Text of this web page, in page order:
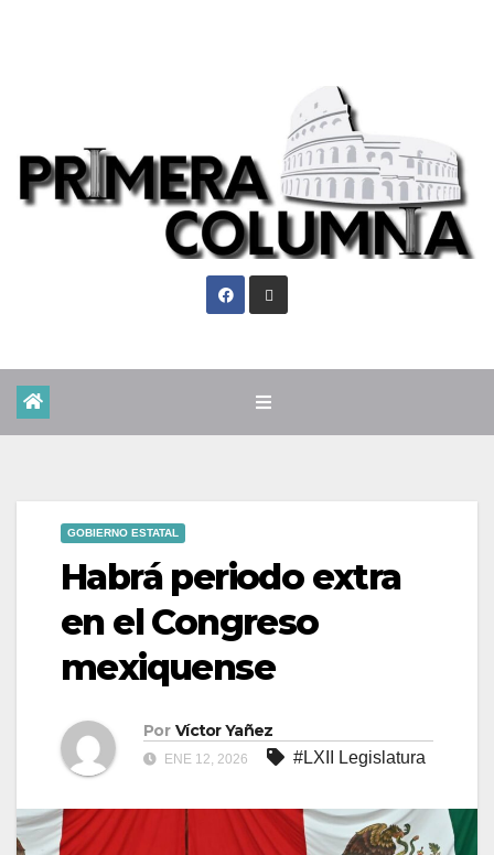
GOBIERNO ESTATAL
Habrá periodo extra
en el Congreso
mexiquense
Por Víctor Yañez
ENE 12, 2026 #LXII Legislatura